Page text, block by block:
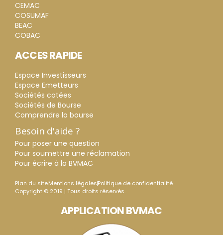
CEMAC
COSUMAF
BEAC
COBAC
ACCES RAPIDE
Espace Investisseurs
Espace Emetteurs
Sociétés cotées
Sociétés de Bourse
Comprendre la bourse
Besoin d'aide ?
Pour poser une question
Pour soumettre une réclamation
Pour écrire à la BVMAC
Plan du siteMentions légalesPolitique de confidentialité
Copyright © 2019 | Tous droits réservés.
APPLICATION BVMAC